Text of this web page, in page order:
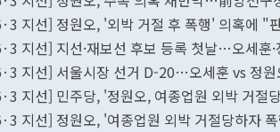
지선] 정원오, '외박 거절 후 폭행' 의혹에 "
지선] 지선·재보선 후보 등록 첫날…오세훈
지선] 서울시장 선거 D-20…오세훈 vs 정원
지선] 민주당, '정원오, 여종업원 외박 거절
지선] 정원오, '여종업원 외박 거절당하자